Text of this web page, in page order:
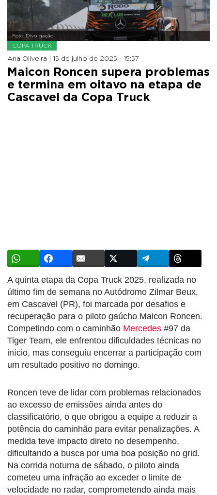
Foto: Divulgação
COPA TRUCK
Ana Oliveira | 15 de julho de 2025 - 15:57
Maicon Roncen supera problemas
e termina em oitavo na etapa de
Cascavel da Copa Truck
A quinta etapa da Copa Truck 2025, realizada no
último fim de semana no Autódromo Zilmar Beux,
em Cascavel (PR), foi marcada por desafios e
recuperação para o piloto gaúcho Maicon Roncen.
Competindo com o caminhão Mercedes #97 da
Tiger Team, ele enfrentou dificuldades técnicas no
início, mas conseguiu encerrar a participação com
um resultado positivo no domingo.
Roncen teve de lidar com problemas relacionados
ao excesso de emissões ainda antes do
classificatório, o que obrigou a equipe a reduzir a
potência do caminhão para evitar penalizações. A
medida teve impacto direto no desempenho,
dificultando a busca por uma boa posição no grid.
Na corrida noturna de sábado, o piloto ainda
cometeu uma infração ao exceder o limite de
velocidade no radar, comprometendo ainda mais